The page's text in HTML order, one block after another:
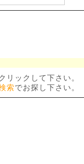
リックして下さい。
索でお探し下さい。